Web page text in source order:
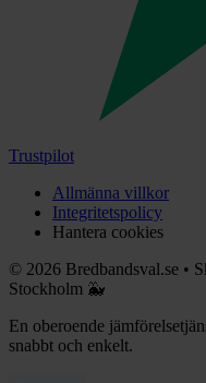
Trustpilot
Allmänna villkor
Integritetspolicy
Hantera cookies
© 2026 Bredbandsval.se •
Stockholm 🐳
En oberoende
snabbt och enkelt.